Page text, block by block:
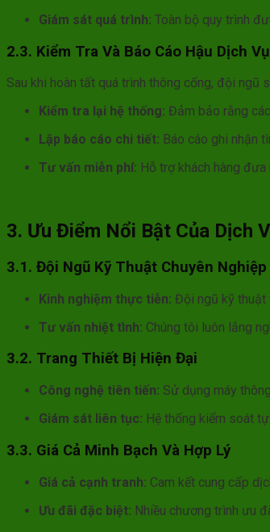
Giám sát quá trình: Toàn bộ quy trình
2.3. Kiểm Tra Và Báo Cáo Hậu Dịch Vụ
Sau khi hoàn tất quá trình thông cống, đội ngũ
Kiểm tra lại hệ thống: Đảm bảo rằng
Lập báo cáo chi tiết: Báo cáo ghi nhận
Tư vấn miễn phí: Hỗ trợ khách hàng
3. Ưu Điểm Nổi Bật Của Dịch
3.1. Đội Ngũ Kỹ Thuật Chuyên Nghiệp
Kinh nghiệm thực tiễn: Đội ngũ kỹ thuật
Tư vấn nhiệt tình: Chúng tôi luôn lắng
3.2. Trang Thiết Bị Hiện Đại
Công nghệ tiên tiến: Sử dụng máy
Giám sát liên tục: Hệ thống kiểm soát
3.3. Giá Cả Minh Bạch Và Hợp Lý
Giá cả cạnh tranh: Cam kết cung cấp
Ưu đãi đặc biệt: Nhiều chương trình ưu